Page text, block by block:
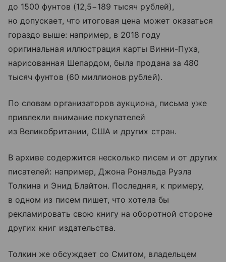
до 1500 фунтов (12,5−189 тысяч рублей),
но допускает, что итоговая цена может оказаться
гораздо выше: например, в 2018 году
оригинальная иллюстрация карты Винни-Пуха,
нарисованная Шепардом, была продана за 480
тысяч фунтов (60 миллионов рублей).
По словам организаторов аукциона, письма уже
привлекли внимание покупателей
из Великобритании, США и других стран.
В архиве содержится несколько писем и от других
писателей: например, Джона Рональда Руэла
Толкина и Энид Блайтон. Последняя, к примеру,
в одном из писем пишет, что хотела бы
рекламировать свою книгу на оборотной стороне
других книг издательства.
Толкин же обсуждает со Смитом, владельцем